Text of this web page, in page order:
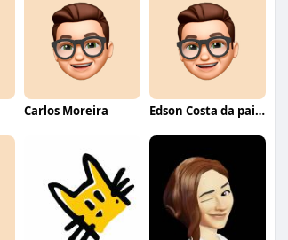
Carlos Moreira Edson Costa da paixão